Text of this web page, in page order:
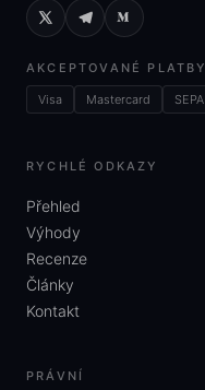
AKCEPTOVANÉ PLATBY
Visa Mastercard SEPA
RYCHLÉ ODKAZY
Přehled
Výhody
Recenze
Články
Kontakt
PRÁVNÍ